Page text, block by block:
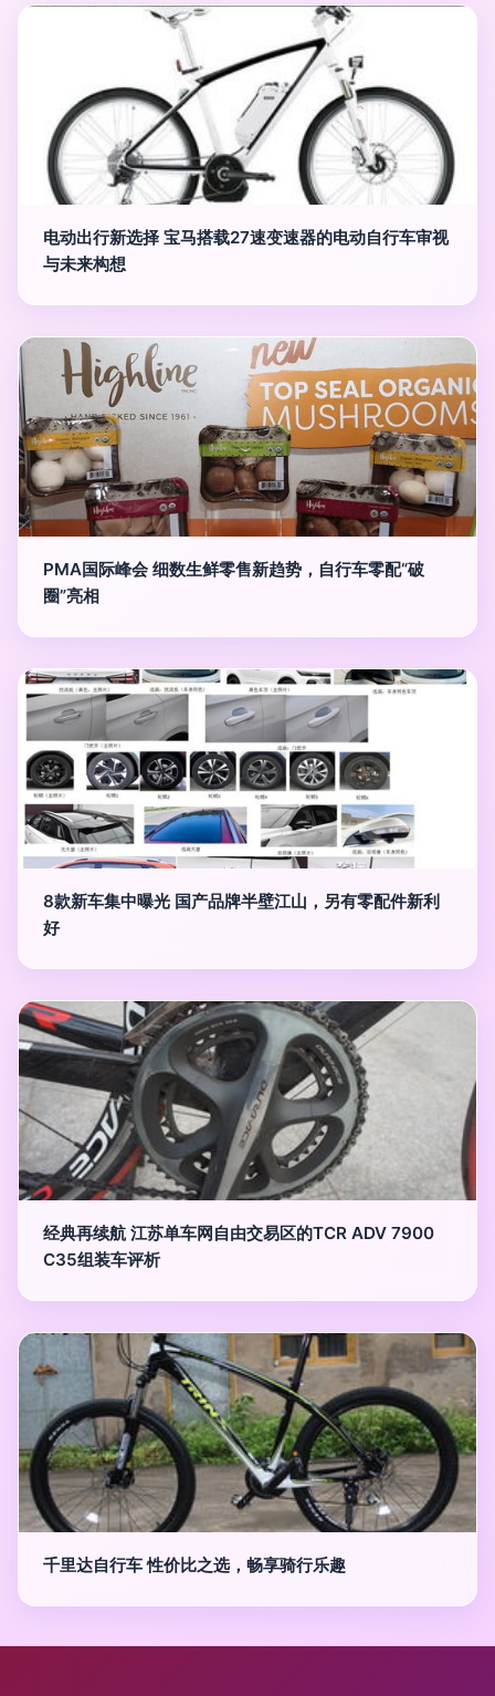
电动出行新选择 宝马搭载27速变速器的电动自行车审视
与未来构想
PMA国际峰会 细数生鲜零售新趋势，自行车零配“破
圈”亮相
8款新车集中曝光 国产品牌半壁江山，另有零配件新利
好
经典再续航 江苏单车网自由交易区的TCR ADV 7900
C35组装车评析
千里达自行车 性价比之选，畅享骑行乐趣